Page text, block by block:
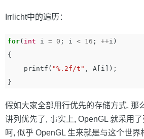
Irrlicht中的遍历：
for( int i = 0 ; i < 16 ; ++i )
{
printf ( "%.2f/t" , A i ]);
}
假如大家全部用行优先的存储方式, 那
讲列优先了, 事实上, OpenGL 就采用
呵, 似乎 OpenGL 生来就是与这个世